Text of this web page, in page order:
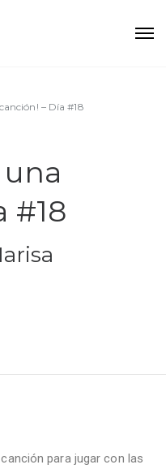
– Día #18
#18
para jugar con las